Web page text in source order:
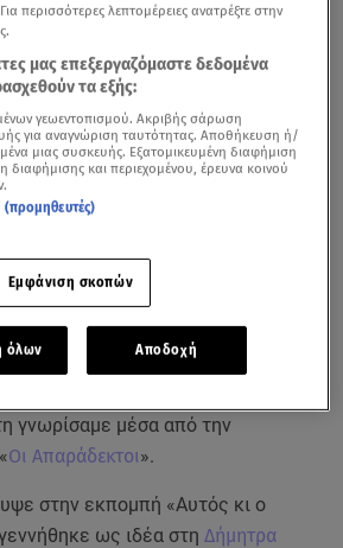
γνωρίσαμε μέσα από την
Οι Απαράδεκτοι».
στην εκπομπή «Αυτός κι ο
ως ιδέα στη Δήμητρα
περισσότερες λεπτομέρειες ανατρέξτε στην
μας επεξεργαζόμαστε δεδομένα
τα εξής:
γεωεντοπισμού. Ακριβής σάρωση
για αναγνώριση ταυτότητας. Αποθήκευση ή/
μιας συσκευής. Εξατομικευμένη διαφήμιση
διαφήμισης και περιεχομένου, έρευνα κοινού
Εμφάνιση σκοπών
όλων Αποδοχή